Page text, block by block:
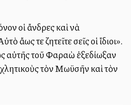
οἱ ἄνδρες καὶ νὰ
ἄλλως τε ζητεῖτε σεῖς οἱ ἴδιοι».
αὐτῆς τοῦ Φαραὼ ἐξεδίωξαν
τὸν Μωϋσῆν καὶ τὸν